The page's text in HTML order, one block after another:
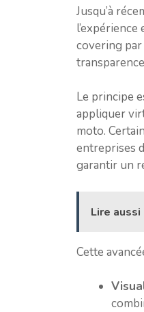
Jusqu’à
covering par
Le principe
appliquer
moto.
entreprises
garantir un
Lire aussi
Cette